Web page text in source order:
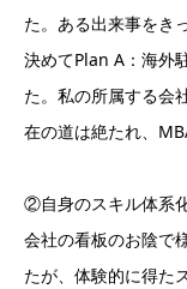
た。ある出来事をき
決めてPlan A：海外
た。私の所属する会
在の道は絶たれ、
②自身のスキル体系
会社の看板のお陰で
たが、体験的に得た